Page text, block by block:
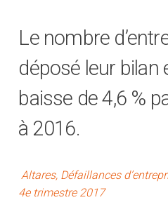
Le nombre
déposé leur bilan
baisse de 4,6 %
à 2016.
Altares, Défaillances
4e trimestre 2017